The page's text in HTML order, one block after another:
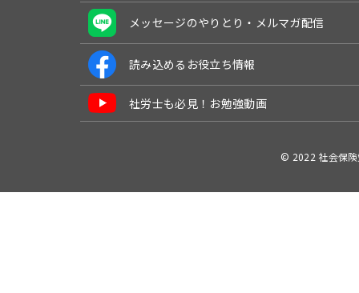
メッセージのやりとり・メルマガ配信
読み込めるお役立ち情報
社労士も必見！お勉強動画
© 2022 社会保